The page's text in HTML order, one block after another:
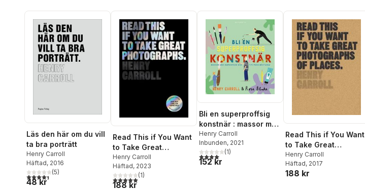
Läs den här om du vill
ta bra porträtt
Henry Carroll
Häftad, 2016
4,4utav 5 stjärnor. Totalt antal röster:
(5)
48 kr
Read This if You Want
to Take Great
Photographs
Henry Carroll
Häftad, 2023
5,0utav 5 stjärnor. Totalt antal röster:
(1)
188 kr
Bli en superproffsig
konstnär : massor med
inspiration och tips
från mästarna
Henry Carroll
Inbunden, 2021
4,0utav 5 stjärnor. Totalt antal röster:
(1)
152 kr
Read This if You Want
to Take Great
Photographs of Places
Henry Carroll
Häftad, 2017
188 kr